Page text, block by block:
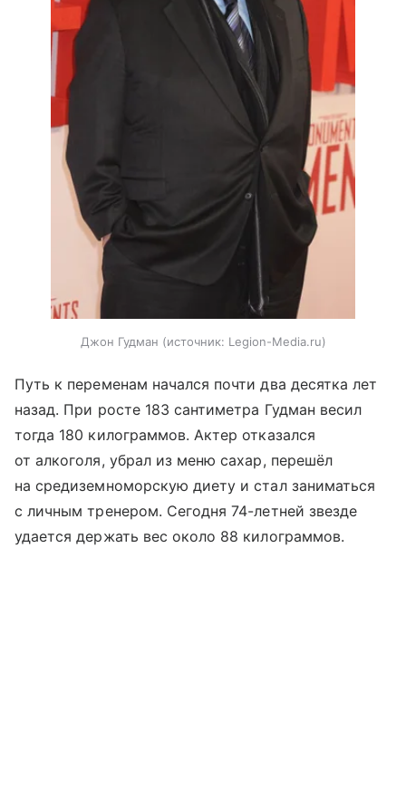
Джон Гудман источник: Legion-Media.ru
Путь к переменам начался почти два десятка лет
назад. При росте 183 сантиметра Гудман весил
тогда 180 килограммов. Актер отказался
от алкоголя, убрал из меню сахар, перешёл
на средиземноморскую диету и стал заниматься
с личным тренером. Сегодня 74-летней звезде
удается держать вес около 88 килограммов.